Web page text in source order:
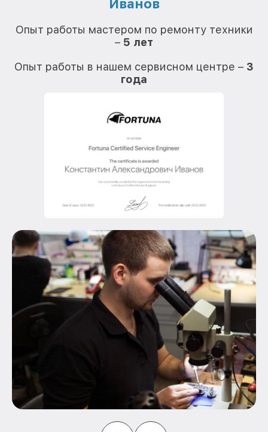
Иванов
Опыт работы мастером по ремонту техники
– 5 лет
Опыт работы в нашем сервисном центре – 3
года